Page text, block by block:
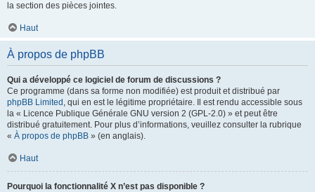
la section des pièces jointes.
Haut
À propos de phpBB
Qui a développé ce logiciel de forum de discussions ?
Ce programme (dans sa forme non modifiée) est produit et distribué par
phpBB Limited , qui en est le légitime propriétaire. Il est rendu accessible sous
la « Licence Publique Générale GNU version 2 (GPL-2.0) » et peut être
distribué gratuitement. Pour plus d’informations, veuillez consulter la rubrique
« À propos de phpBB » (en anglais).
Haut
Pourquoi la fonctionnalité X n’est pas disponible ?